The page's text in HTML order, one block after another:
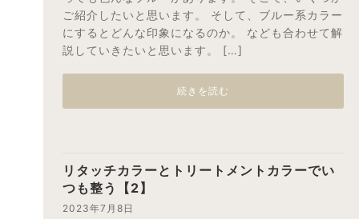
ご紹介したいと思います。 そして、ブルー系カラー
にするとどんな印象になるのか。 なども合わせて解
説していきたいと思います。 […]
続きを読む
リタッチカラーとトリートメントカラーでい
つも整う【2】
2023年7月8日